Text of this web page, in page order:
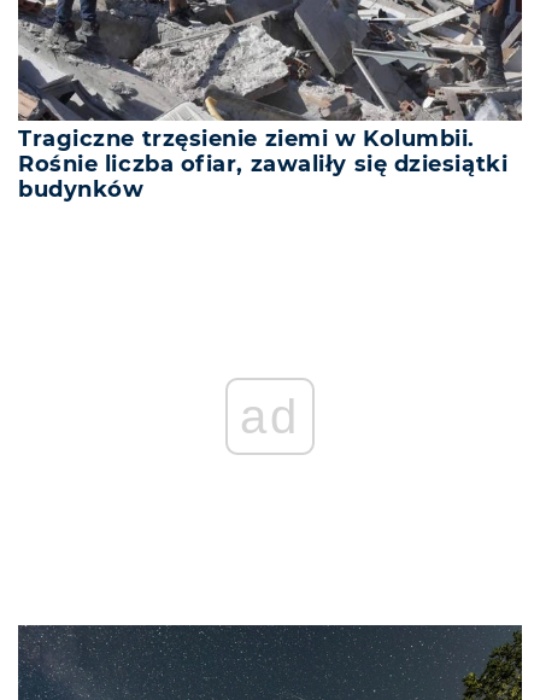
Tragiczne trzęsienie ziemi w Kolumbii.
Rośnie liczba ofiar, zawaliły się dziesiątki
budynków
ad